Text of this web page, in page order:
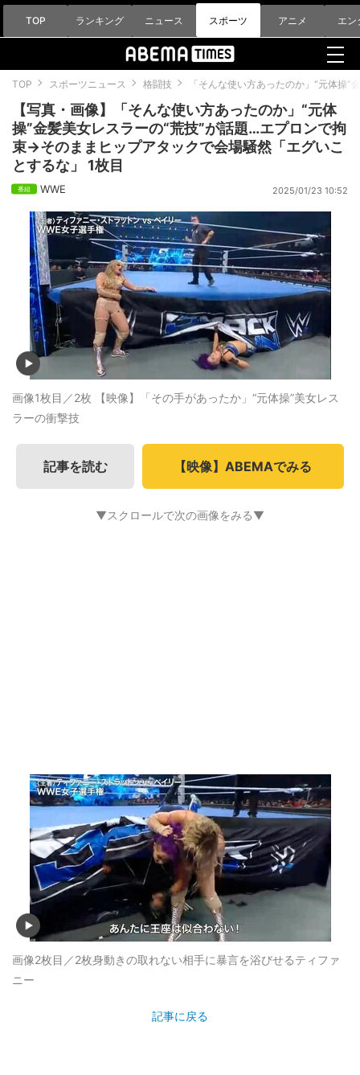
TOP ランキング ニュース スポーツ アニメ エン
TOP スポーツニュース 格闘技 「そんな使い方あったのか」“元体操
【写真・画像】「そんな使い方あったのか」“元体
操”金髪美女レスラーの“荒技”が話題…エプロンで拘
束→そのままヒップアタックで会場騒然「エグいこ
とするな」 1枚目
WWE 2025/01/23 10:52
画像1枚目／2枚 【映像】「その手があったか」“元体操”美女レス
ラーの衝撃技
記事を読む 【映像】ABEMAでみる
▼スクロールで次の画像をみる▼
画像2枚目／2枚身動きの取れない相手に暴言を浴びせるティファ
ニー
記事に戻る